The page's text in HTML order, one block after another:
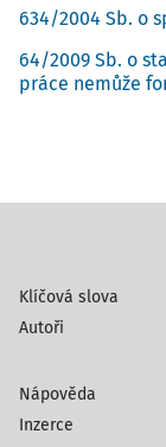
634/2004 Sb. o
64/2009 Sb. o
práce nemůže
Klíčová slova
Autoři
Nápověda
Inzerce